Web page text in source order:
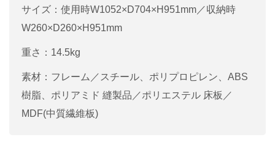
サイズ：使用時W1052×D704×H951mm／収納時
W260×D260×H951mm
重さ：14.5kg
素材：フレーム／スチール、ポリプロピレン、ABS
樹脂、ポリアミド 縫製品／ポリエステル 床板／
MDF(中質繊維板)